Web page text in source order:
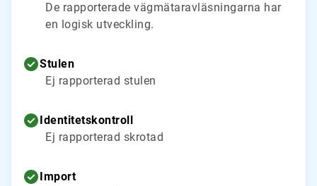
De rapporterade vägmätaravläsningarna har
en logisk utveckling.
Stulen
Ej rapporterad stulen
Identitetskontroll
Ej rapporterad skrotad
Import